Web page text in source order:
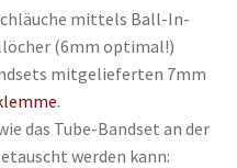
mittels Ball-In-
(6mm optimal!)
mitgelieferten 7mm
.
das Tube-Bandset an der
werden kann: